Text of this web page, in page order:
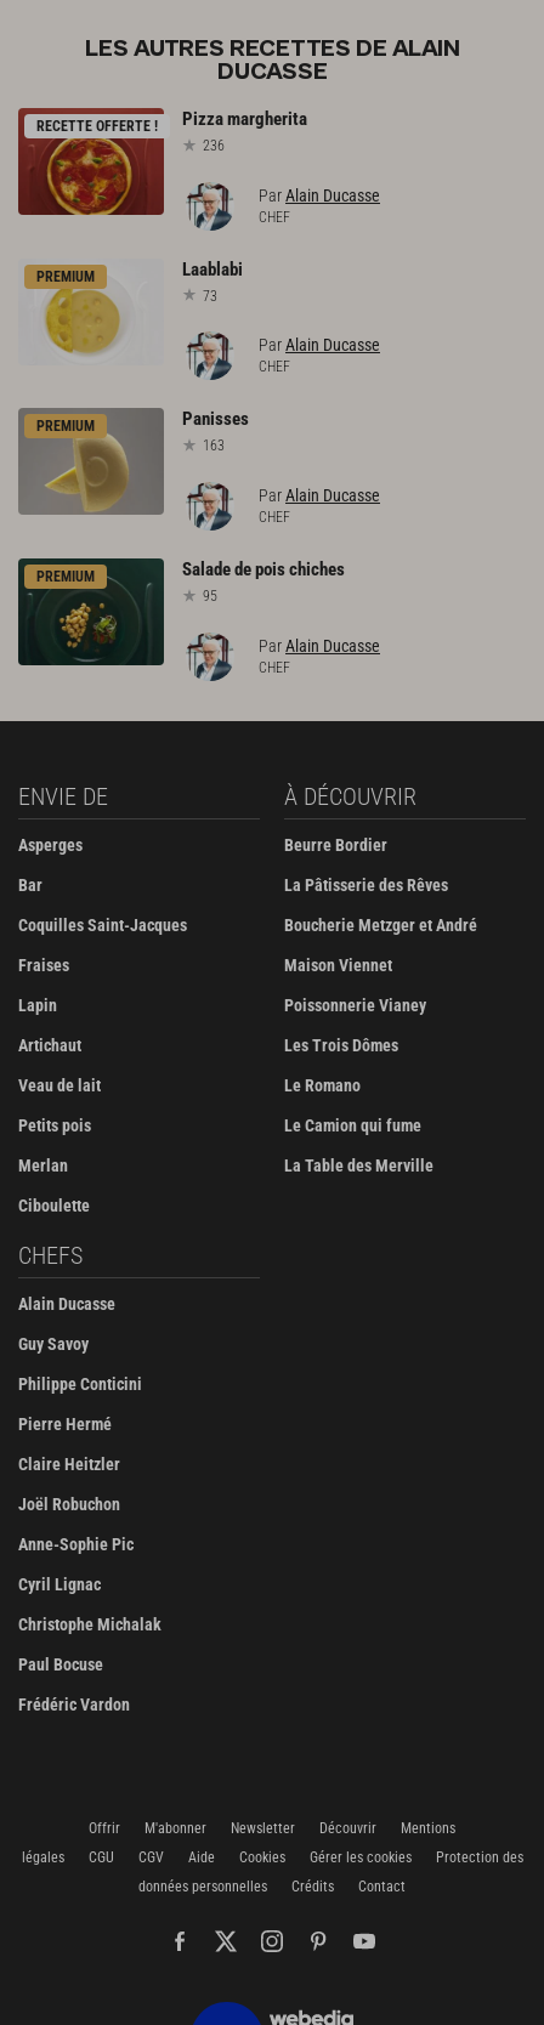
LES AUTRES RECETTES DE ALAIN
DUCASSE
RECETTE OFFERTE ! Pizzamargherita
236
ParAlain Ducasse
CHEF
PREMIUM Laablabi
73
ParAlain Ducasse
CHEF
PREMIUM Panisses
163
ParAlain Ducasse
CHEF
PREMIUM Saladedepoischiches
95
ParAlain Ducasse
CHEF
ENVIE DE
Asperges
Bar
Coquilles Saint-Jacques
Fraises
Lapin
Artichaut
Veau de lait
Petits pois
Merlan
Ciboulette
À DÉCOUVRIR
Beurre Bordier
La Pâtisserie des Rêves
Boucherie Metzger et André
Maison Viennet
Poissonnerie Vianey
Les Trois Dômes
Le Romano
Le Camion qui fume
La Table des Merville
CHEFS
Alain Ducasse
Guy Savoy
Philippe Conticini
Pierre Hermé
Claire Heitzler
Joël Robuchon
Anne-Sophie Pic
Cyril Lignac
Christophe Michalak
Paul Bocuse
Frédéric Vardon
Offrir M'abonner Newsletter Découvrir
Mentions
légales
CGU CGV Aide Cookies Gérer les cookies
Protection des
données personnelles
Crédits Contact